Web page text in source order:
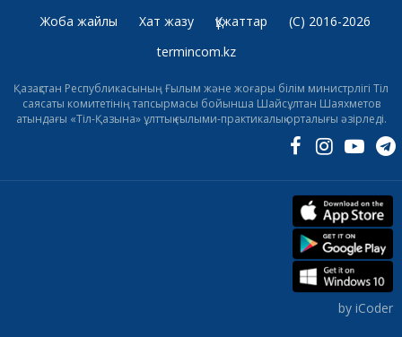
Жоба жайлы Хат жазу Құжаттар
(C) 2016-2026
termincom.kz
Қазақстан Республикасының Ғылым және жоғары білім министрлігі Тіл
саясаты комитетінің тапсырмасы бойынша Шайсұлтан Шаяхметов
атындағы «Тіл-Қазына» ұлттық ғылыми-практикалық орталығы әзірледі.
by iCoder